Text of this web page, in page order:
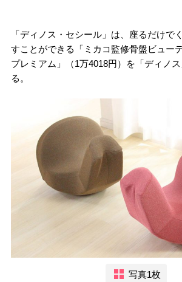
「ディノス・セシール」は、座るだけで
すことができる「ミカコ監修骨盤ビュー
プレミアム」（1万4018円）を「ディノ
る。
写真1枚